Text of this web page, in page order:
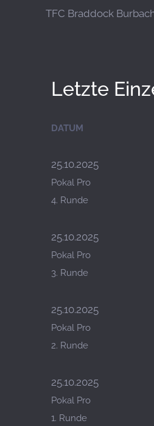
TFC Braddock
Letzte
DATUM
25.10.2025
Pokal Pro
4. Runde
25.10.2025
Pokal Pro
3. Runde
25.10.2025
Pokal Pro
2. Runde
25.10.2025
Pokal Pro
1. Runde